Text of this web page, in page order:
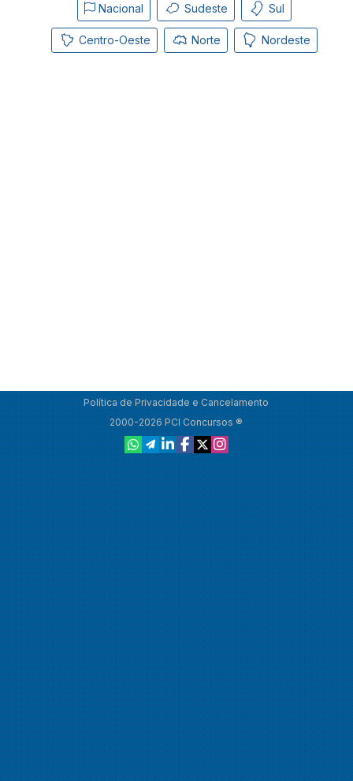
Nacional Sudeste Sul
Centro-Oeste Norte Nordeste
Política de Privacidade e Cancelamento
2000-2026 PCI Concursos ®